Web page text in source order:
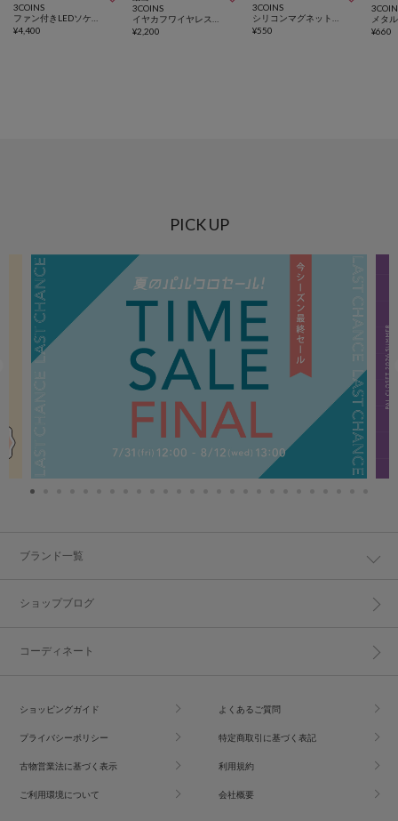
3COINS
¥4,400
3COINS
¥2,200
3COINS
¥550 ¥660
PICK UP
ブランド一覧
ショップブログ
コーディネート
ショッピングガイド よくあるご質問
プライバシーポリシー 特定商取引に基づく表記
古物営業法に基づく表示 利用規約
ご利用環境について 会社概要